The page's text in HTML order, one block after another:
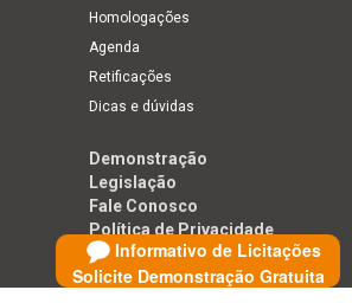
Informativo de Licitações
Solicite Demonstração Gratuita
Homologações
Agenda
Retificações
Dicas e dúvidas
Demonstração
Legislação
Fale Conosco
Política de Privacidade